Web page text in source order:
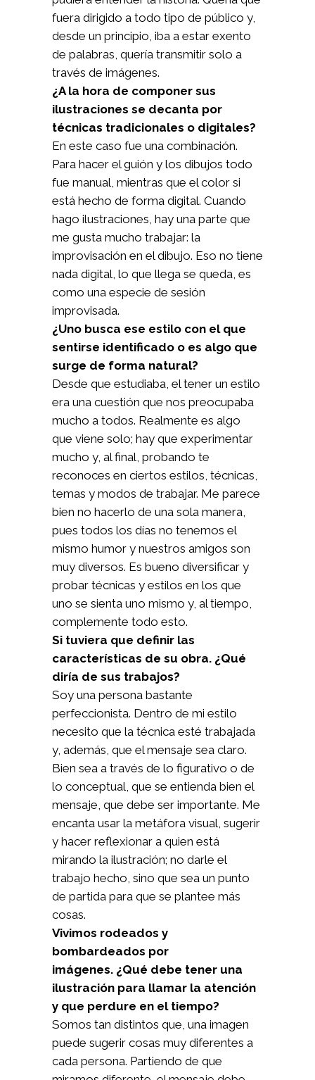
fuera dirigido a todo tipo de público y,
desde un principio, iba a estar exento
de palabras, quería transmitir solo a
través de imágenes.
¿A la hora de componer sus
ilustraciones se decanta por
técnicas tradicionales o digitales?
En este caso fue una combinación.
Para hacer el guión y los dibujos todo
fue manual, mientras que el color si
está hecho de forma digital. Cuando
hago ilustraciones, hay una parte que
me gusta mucho trabajar: la
improvisación en el dibujo. Eso no tiene
nada digital, lo que llega se queda, es
como una especie de sesión
improvisada.
¿Uno busca ese estilo con el que
sentirse identificado o es algo que
surge de forma natural?
Desde que estudiaba, el tener un estilo
era una cuestión que nos preocupaba
mucho a todos. Realmente es algo
que viene solo; hay que experimentar
mucho y, al final, probando te
reconoces en ciertos estilos, técnicas,
temas y modos de trabajar. Me parece
bien no hacerlo de una sola manera,
pues todos los días no tenemos el
mismo humor y nuestros amigos son
muy diversos. Es bueno diversificar y
probar técnicas y estilos en los que
uno se sienta uno mismo y, al tiempo,
complemente todo esto.
Si tuviera que definir las
características de su obra. ¿Qué
diría de sus trabajos?
Soy una persona bastante
perfeccionista. Dentro de mi estilo
necesito que la técnica esté trabajada
y, además, que el mensaje sea claro.
Bien sea a través de lo figurativo o de
lo conceptual, que se entienda bien el
mensaje, que debe ser importante. Me
encanta usar la metáfora visual, sugerir
y hacer reflexionar a quien está
mirando la ilustración; no darle el
trabajo hecho, sino que sea un punto
de partida para que se plantee más
cosas.
Vivimos rodeados y
bombardeados por
imágenes. ¿Qué debe tener una
ilustración para llamar la atención
y que perdure en el tiempo?
Somos tan distintos que, una imagen
puede sugerir cosas muy diferentes a
cada persona. Partiendo de que